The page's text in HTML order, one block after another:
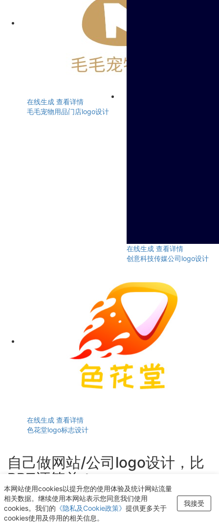
在线生成 查看详情
毛毛宠物用品门店logo设计
在线生成 查看详情
创意科技传媒公司logo设计
在线生成 查看详情
色花堂logo标志设计
自己做网站/公司logo设计，比
PPT还简单！
轻点几下即可获得个性化logo设计
开始生成LOGO
本网站使用cookies以提升您的使用体验及统计网站流量
相关数据。继续使用本网站表示您同意我们使用
cookies。我们的 《隐私及Cookie政策》 提供更多关于
cookies使用及停用的相关信息。
我接受